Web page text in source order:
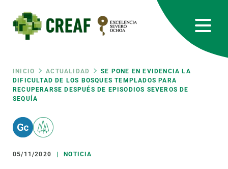
contenido
principal
Ruta
de
navegación
INICIO ACTUALIDAD
SE PONE EN EVIDENCIA LA
DIFICULTAD DE LOS BOSQUES TEMPLADOS PARA
RECUPERARSE DESPUÉS DE EPISODIOS SEVEROS DE
SEQUÍA
05/11/2020 NOTICIA
RRSS
Featured
responsive
INTRANET
Responsive
SOBRE NOSOTROS